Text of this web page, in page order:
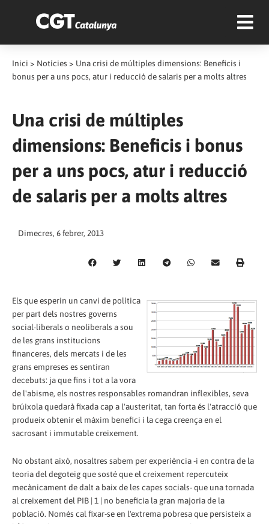
Inici > Notícies > Una crisi de múltiples dimensions: Beneficis i
bonus per a uns pocs, atur i reducció de salaris per a molts altres
Una crisi de múltiples
dimensions: Beneficis i bonus
per a uns pocs, atur i reducció
de salaris per a molts altres
Dimecres, 6 febrer, 2013
Els que esperin un canvi de política
per part dels nostres governs
social-liberals o neoliberals a sou
de les grans institucions
financeres, dels mercats i de les
grans empreses es sentiran
decebuts: ja que fins i tot a la vora
de l'abisme, els nostres responsables romandran inflexibles, seva
brúixola quedarà fixada cap a l'austeritat, tan forta és l'atracció que
produeix obtenir el màxim benefici i la cega creença en el
sacrosant i immutable creixement.
No obstant això, nosaltres sabem per experiència -i en contra de la
teoria del degoteig que sosté que el creixement repercuteix
mecànicament de dalt a baix de les capes socials- que una tornada
al creixement del PIB | 1 | no beneficia la gran majoria de la
població. Només cal fixar-se en l'extrema pobresa que persisteix a